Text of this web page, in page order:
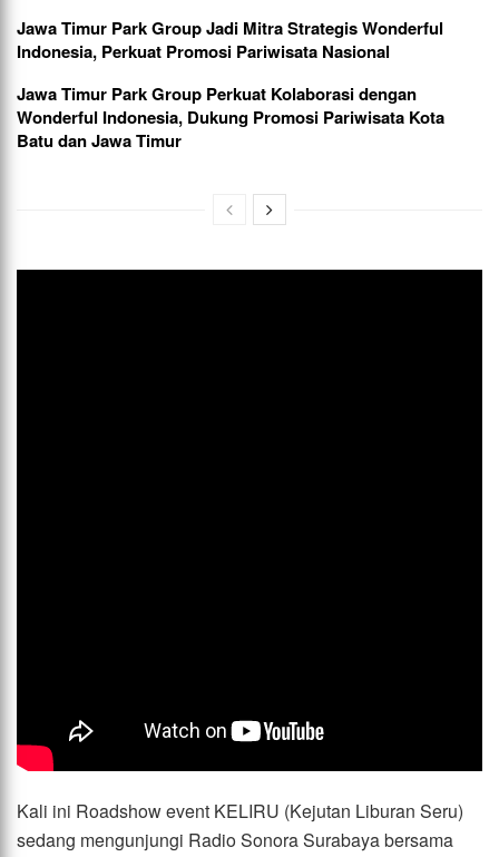
Jawa Timur Park Group Jadi Mitra Strategis Wonderful
Indonesia, Perkuat Promosi Pariwisata Nasional
Jawa Timur Park Group Perkuat Kolaborasi dengan
Wonderful Indonesia, Dukung Promosi Pariwisata Kota
Batu dan Jawa Timur
Kali ini Roadshow event KELIRU (Kejutan Liburan Seru)
sedang mengunjungi Radio Sonora Surabaya bersama